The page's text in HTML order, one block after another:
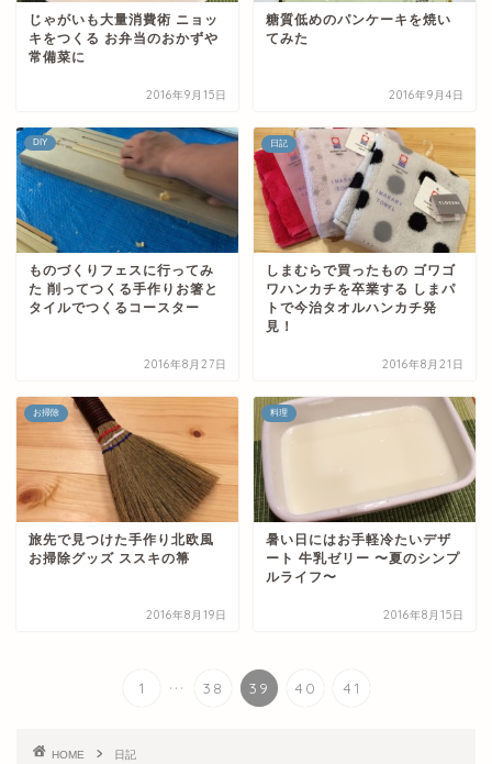
じゃがいも大量消費術 ニョッ
キをつくる お弁当のおかずや
常備菜に
2016年9月15日
糖質低めのパンケーキを焼い
てみた
2016年9月4日
DIY
ものづくりフェスに行ってみ
た 削ってつくる手作りお箸と
タイルでつくるコースター
2016年8月27日
日記
しまむらで買ったもの ゴワゴ
ワハンカチを卒業する しまパ
トで今治タオルハンカチ発
見！
2016年8月21日
お掃除
旅先で見つけた手作り北欧風
お掃除グッズ ススキの箒
2016年8月19日
料理
暑い日にはお手軽冷たいデザ
ート 牛乳ゼリー 〜夏のシンプ
ルライフ〜
2016年8月15日
1 ... 38 39 40 41
HOME 日記